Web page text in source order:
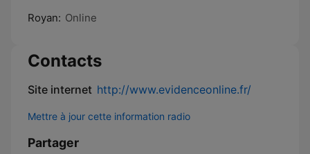
Royan: Online
Contacts
Site internet http://www.evidenceonline.fr/
Mettre à jour cette information radio
Partager